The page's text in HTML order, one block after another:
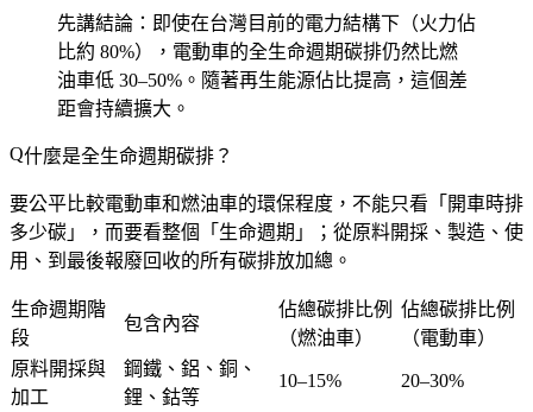
先講結論：即使在台灣目前的電力結構下（火力佔
比約 80%），電動車的全生命週期碳排仍然比燃
油車低 30–50%。隨著再生能源佔比提高，這個差
距會持續擴大。
什麼是全生命週期碳排？
要公平比較電動車和燃油車的環保程度，不能只看「開車時排
多少碳」，而要看整個「生命週期」；從原料開採、製造、使
用、到最後報廢回收的所有碳排放加總。
生命週期階
段
包含內容
佔總碳排比例
（燃油車）
佔總碳排比例
（電動車）
原料開採與
加工
鋼鐵、鋁、銅、
鋰、鈷等
10–15% 20–30%